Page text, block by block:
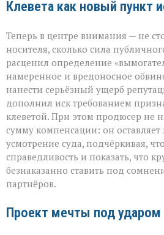
Клевета как новый пункт
Теперь в центре внимания — не
носителя, сколько сила
расценил определение
намеренное и вредоносное
нанести серьёзный ущерб
дополнил иск требованием
клеветой. При этом продюсер не
сумму компенсации: он оставляет
усмотрение суда, подчёркивая,
справедливость и показать, что
безнаказанно ставить под
партнёров.
Проект мечты под ударом